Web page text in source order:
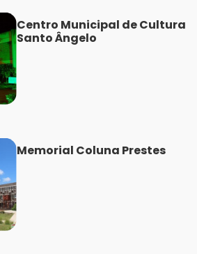
Centro Municipal de Cultura
Santo Ângelo
Memorial Coluna Prestes